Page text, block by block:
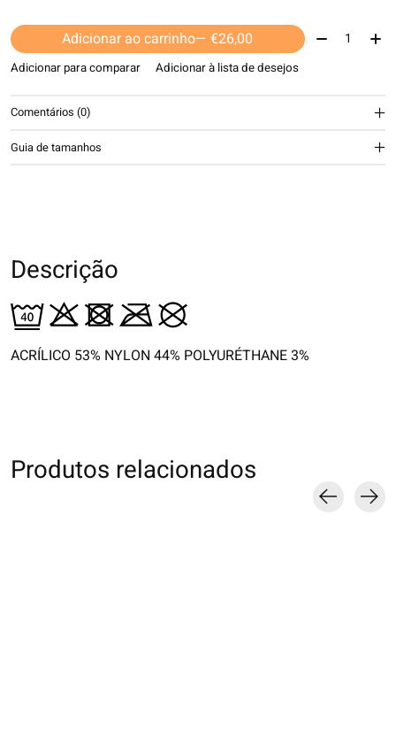
Adicionar ao carrinho — €26,00 Quantidade:
Adicionar para comparar Adicionar à lista de desejos
Comentários (0)
Guia de tamanhos
Descrição
ACRÍLICO 53% NYLON 44% POLYURÉTHANE 3%
Produtos relacionados